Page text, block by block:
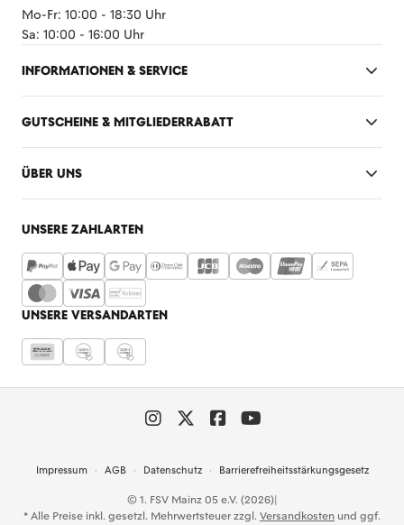
Mo-Fr: 10:00 - 18:30 Uhr
Sa: 10:00 - 16:00 Uhr
INFORMATIONEN & SERVICE
GUTSCHEINE & MITGLIEDERRABATT
ÜBER UNS
UNSERE ZAHLARTEN
UNSERE VERSANDARTEN
Impressum AGB Datenschutz Barrierefreiheitsstärkungsgesetz
© 1. FSV Mainz 05 e.V. (2026)|
* Alle Preise inkl. gesetzl. Mehrwertsteuer zzgl. Versandkosten und ggf.